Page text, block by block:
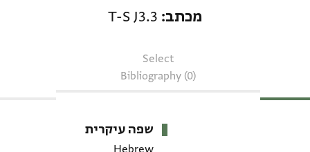
מכתב T-S J3.3
Select
Bibliography (0)
שפה עיקרית